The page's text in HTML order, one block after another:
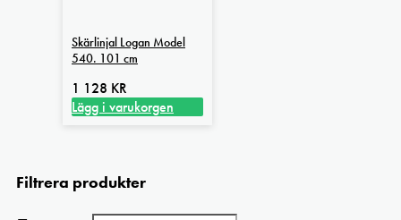
De
olika
alternativen
kan
Skärlinjal Logan Model
540. 101 cm
1 128 KR
Lägg i varukorgen
Filtrera produkter